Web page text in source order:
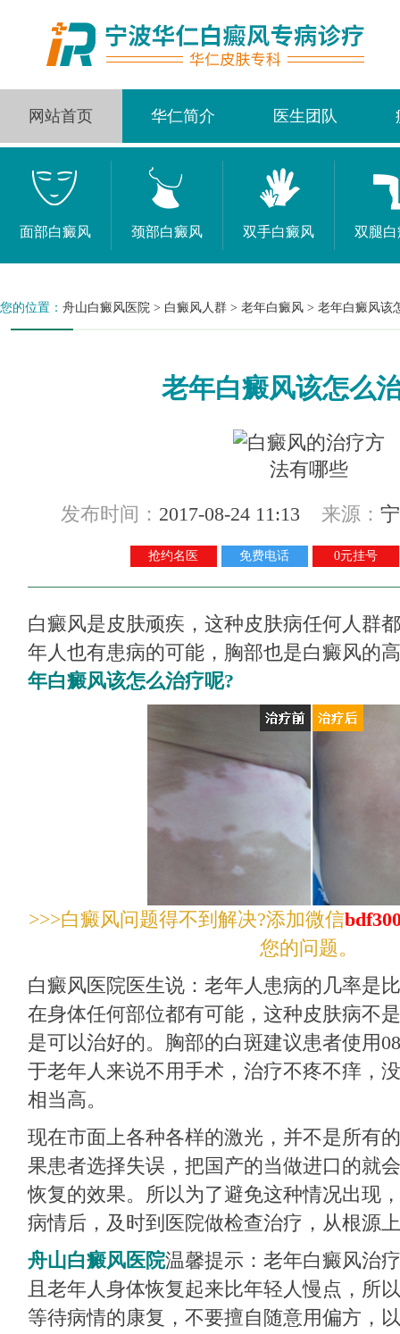
网站首页 华仁简介 医生团队
面部白癜风 颈部白癜风 双手白癜风 双腿
您的位置： 舟山白癜风医院 > 白癜风人群 > 老年白癜风 > 老年白癜风该
老年白癜风该怎么
发布时间： 2017-08-24 11:13 来源：
抢约名医 免费电话 0元挂号
白癜风是皮肤顽疾，这种皮肤病任何人群
年人也有患病的可能，胸部也是白癜风的
年白癜风该怎么治疗呢?
>>>白癜风问题得不到解决?添加微信
您的问题。
白癜风医院医生说：老年人患病的几率是
在身体任何部位都有可能，这种皮肤病不
是可以治好的。胸部的白斑建议患者使用
于老年人来说不用手术，治疗不疼不痒，
相当高。
现在市面上各种各样的激光，并不是所有
果患者选择失误，把国产的当做进口的就
恢复的效果。所以为了避免这种情况出现
病情后，及时到医院做检查治疗，从根源
舟山白癜风医院温馨提示：老年白癜风治
且老年人身体恢复起来比年轻人慢点，所
等待病情的康复，不要擅自随意用偏方，